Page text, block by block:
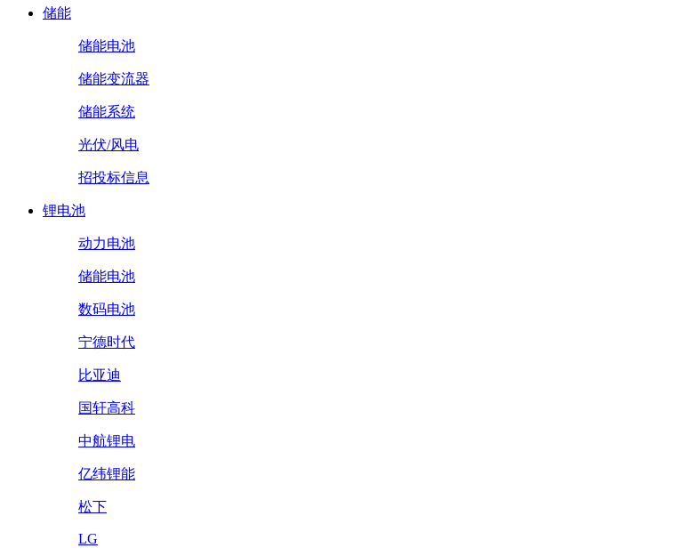
储能
储能电池
储能变流器
储能系统
光伏/风电
招投标信息
锂电池
动力电池
储能电池
数码电池
宁德时代
比亚迪
国轩高科
中航锂电
亿纬锂能
松下
LG